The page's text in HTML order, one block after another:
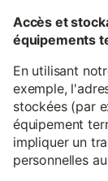
Accès et
équipements
En utilisant
exemple,
stockées (par
équipement
impliquer un
personnelles